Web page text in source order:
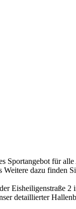
Sportangebot für
Weitere dazu finden
Eisheiligenstraße
detaillierter